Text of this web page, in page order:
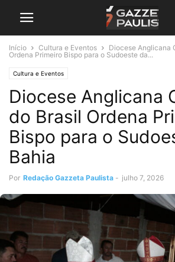
Início Cultura e Eventos
Diocese Anglicana
Ordena Primeiro Bispo para o Sudoeste da...
Cultura e Eventos
Diocese Anglicana
do Brasil Ordena
Bispo para o
Bahia
Por Redação Gazzeta Paulista - julho 7, 2026